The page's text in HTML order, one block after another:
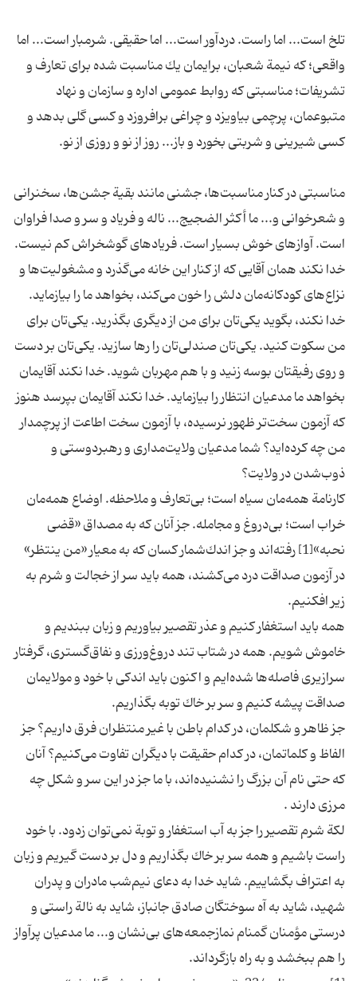
تلخ است... اما راست. دردآور است... اما حقیقی. شرمبار است... اما
واقعی؛ که نیمة شعبان، برایمان یك مناسبت شده برای تعارف و
تشریفات؛ مناسبتی كه روابط عمومی اداره و سازمان و نهاد
متبوعمان، پرچمی بیاویزد و چراغی برافروزد و كسی گلی بدهد و
مناسبتی در كنار مناسبت‌ها، جشنی مانند بقیة جشن‌ها، سخنرانی
و شعرخوانی و... ما أكثر الضجیج... ناله و فریاد و سر و صدا فراوان
خدا نكند همان آقایی كه از كنار این خانه می‌گذرد و مشغولیت‌ها و
نزاع‌های كودكانه‌مان دلش را خون می‌كند، بخواهد ما را بیازماید.
خدا نكند، بگوید یكی‌تان برای من از دیگری بگذرید.‌ یكی‌تان برای
من سكوت كنید. یكی‌تان صندلی‌تان را رها سازید. یكی‌تان بر دست
و روی رفیقتان بوسه زنید و با هم مهربان شوید. خدا نكند آقایمان
بخواهد ما مدعیان انتظار را بیازماید. خدا نكند آقایمان بپرسد هنوز
كه آزمون سخت‌تر ظهور نرسیده، با آزمون سخت اطاعت از پرچمدار
من چه كرده‌اید؟ شما مدعیان ولایت‌مداری و رهبردوستی و
كارنامة همه‌مان سیاه است؛ بی‌تعارف و ملاحظه.‌ اوضاع همه‌مان
خراب است؛ بی‌دروغ و مجامله. جز آنان كه به مصداق «قضى
نحبه»[1] رفته‌اند و جز اندك‌شمار كسان كه به معیار «من ینتظر»
در آزمون صداقت درد می‌كشند، همه باید سر از خجالت و شرم به
همه باید استغفار كنیم و عذر تقصیر بیاوریم و زبان ببندیم و
خاموش شویم. همه در شتاب تند دروغ‌ورزی و نفاق‌گستری، گرفتار
سرازیری فاصله‌ها شده‌ایم و اکنون باید اندكی با خود و مولایمان
جز ظاهر و شكلمان، در كدام باطن با غیر منتظران فرق داریم؟ جز
الفاظ و كلماتمان، در كدام حقیقت با دیگران تفاوت می‌كنیم؟ آنان
كه حتى نام آن بزرگ را نشنیده‌اند، با ما جز در این سر و شكل چه
لكة شرم تقصیر را جز به آب استغفار و توبة نمی‌توان زدود. با خود
راست باشیم و همه سر بر خاك بگذاریم و دل بر دست گیریم و زبان
به اعتراف بگشاییم. شاید خدا به دعای نیم‌شب مادران و پدران
شهید، شاید به آه سوختگان صادق جانباز، شاید به نالة راستی و
درستی مؤمنان گمنام نمازجمعه‌های بی‌نشان و... ما مدعیان پرآواز